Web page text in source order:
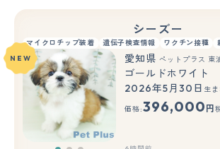
シーズー
マイクロチップ装着 遺伝子検査情報 ワクチン接種
NEW 愛知県 ペットプラス 東
ゴールドホワイト
2026年5月30日 生
価格:396,000 円